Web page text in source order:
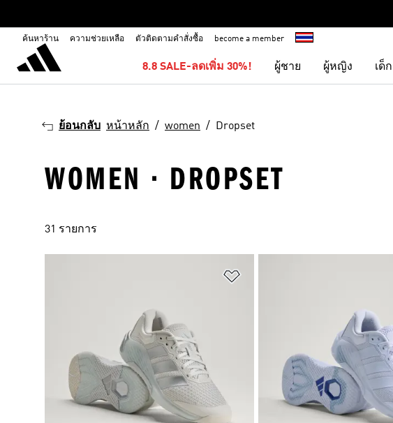
ค้นหาร้าน ความช่วยเหลือ ตัวติดตามคำสั่งซื้อ become a member
8.8 SALE-ลดเพิ่ม 30%! ผู้ชาย ผู้หญิง เด็ก
ย้อนกลับ หน้าหลัก women Dropset
WOMEN · DROPSET
31 รายการ